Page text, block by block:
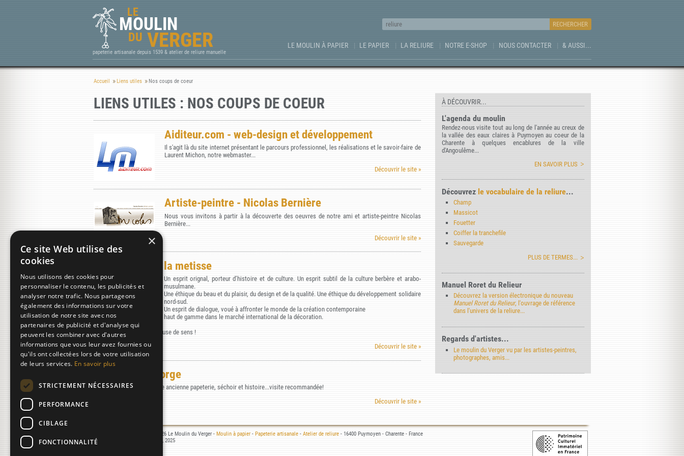
LE
MOULIN
DU VERGER
papeterie artisanale depuis 1539 & atelier de reliure manuelle
LE MOULIN À PAPIER LE PAPIER LA RELIURE NOTRE E-SHOP NOUS CONTACTER & AUSSI...
Accueil Liens utiles Nos coups de coeur
LIENS UTILES : NOS COUPS DE COEUR
Aiditeur.com - web-design et développement
Il s'agit là du site internet présentant le parcours professionnel, les réalisations et le savoir-faire de
Laurent Michon, notre webmaster...
Découvrir le site »
Artiste-peintre - Nicolas Bernière
Nous vous invitons à partir à la découverte des oeuvres de notre ami et artiste-peintre Nicolas
Bernière...
Découvrir le site »
la metisse
Un esprit orignal, porteur d’histoire et de culture. Un esprit subtil de la culture berbère et arabo-
musulmane.
Une éthique du beau et du plaisir, du design et de la qualité. Une éthique du développement solidaire
nord-sud.
Un esprit de dialogue, voué à affronter le monde de la création contemporaine
haut de gamme dans le marché international de la décoration.
La métisse, une âme porteuse de sens !
Découvrir le site »
papeterie de Forge
Le jardin remarquable d'une ancienne papeterie, séchoir et histoire...visite recommandée!
Découvrir le site »
À DÉCOUVRIR...
L'agenda du moulin
Rendez-nous visite tout au long de l'année au creux de
la vallée des eaux claires à Puymoyen au coeur de la
Charente à quelques encablures de la ville
d'Angoulême...
EN SAVOIR PLUS
Découvrez le vocabulaire de la reliure...
Champ
Massicot
Fouetter
Coiffer la tranchefile
Sauvegarde
PLUS DE TERMES...
Manuel Roret du Relieur
Découvrez la version électronique du nouveau
Manuel Roret du Relieur, l'ouvrage de référence
dans l'univers de la reliure...
Regards d'artistes...
Le moulin du Verger vu par les artistes-peintres,
photographes, amis...
- © 2000-2026 Le Moulin du Verger - Moulin à papier- Papeterie artisanale- Atelier de reliure- 16400 Puymoyen - Charente - France
Réalisation :
, 2025
×
Ce site Web utilise des
cookies
Nous utilisons des cookies pour
personnaliser le contenu, les publicités et
analyser notre trafic. Nous partageons
également des informations sur votre
utilisation de notre site avec nos
partenaires de publicité et d'analyse qui
peuvent les combiner avec d'autres
informations que vous leur avez fournies ou
qu'ils ont collectées lors de votre utilisation
de leurs services. En savoir plus
STRICTEMENT NÉCESSAIRES
PERFORMANCE
CIBLAGE
FONCTIONNALITÉ